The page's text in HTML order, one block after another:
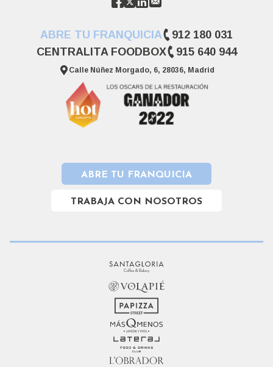
ABRE TU FRANQUICIA
912 180 031
CENTRALITA FOODBOX
915 640 944
Calle Núñez Morgado, 6, 28036, Madrid
ABRE TU FRANQUICIA
TRABAJA CON NOSOTROS